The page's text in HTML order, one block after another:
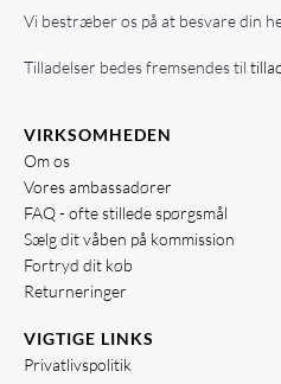
Vi bestræber os på at besvare din
Tilladelser bedes fremsendes til
VIRKSOMHEDEN
Om os
Vores ambassadører
FAQ - ofte stillede spørgsmål
Sælg dit våben på kommission
Fortryd dit køb
Returneringer
VIGTIGE LINKS
Privatlivspolitik